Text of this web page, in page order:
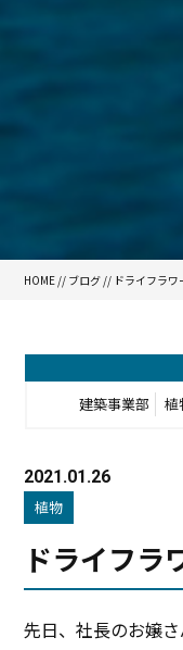
HOME // ブログ // ドライフラ
建築事業部 植
2021.01.26
植物
ドライフラ
先日、社長のお嬢